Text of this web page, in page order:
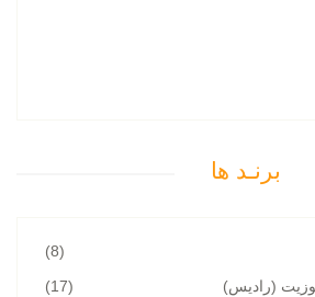
برنـد ها
(8)
(17)
(رادیس)